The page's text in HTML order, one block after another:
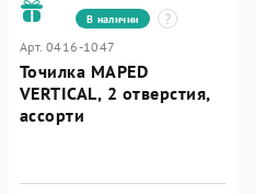
В наличии
Арт. 0416-1047
Точилка MAPED
VERTICAL, 2 отверстия,
ассорти